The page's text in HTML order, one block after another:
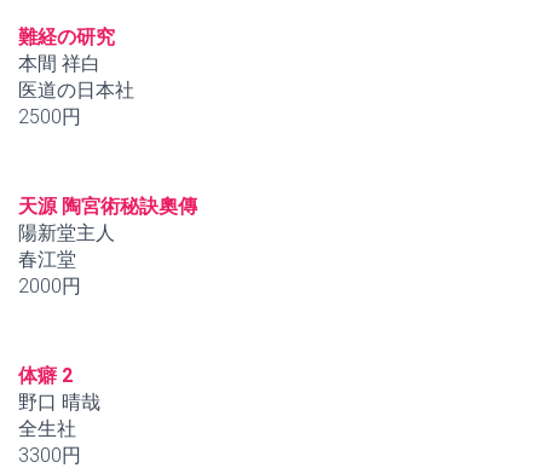
難経の研究
本間 祥白
医道の日本社
2500円
天源 陶宮術秘訣奧傳
陽新堂主人
春江堂
2000円
体癖 2
野口 晴哉
全生社
3300円